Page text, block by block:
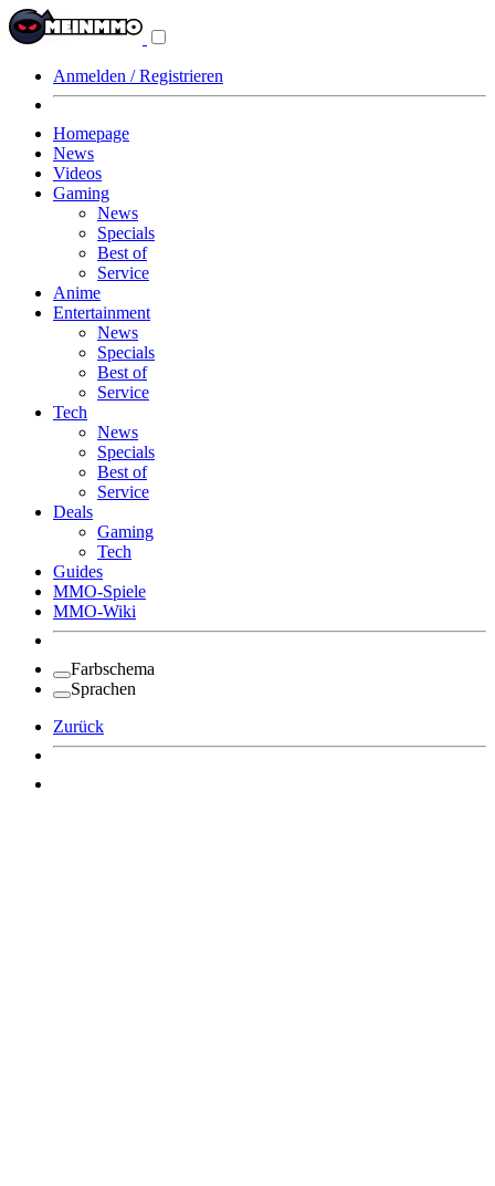
Anmelden / Registrieren
Homepage
News
Videos
Gaming
News
Specials
Best of
Service
Anime
Entertainment
News
Specials
Best of
Service
Tech
News
Specials
Best of
Service
Deals
Gaming
Tech
Guides
MMO-Spiele
MMO-Wiki
Farbschema
Sprachen
Zurück